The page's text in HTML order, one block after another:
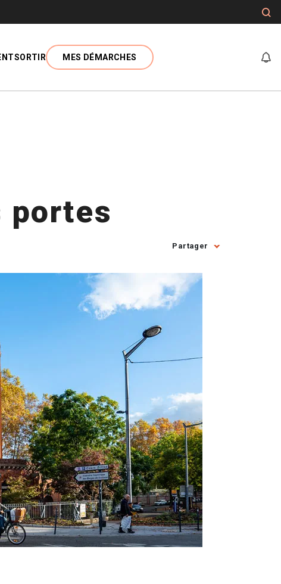
SORTIR MES DÉMARCHES
portes
Partager